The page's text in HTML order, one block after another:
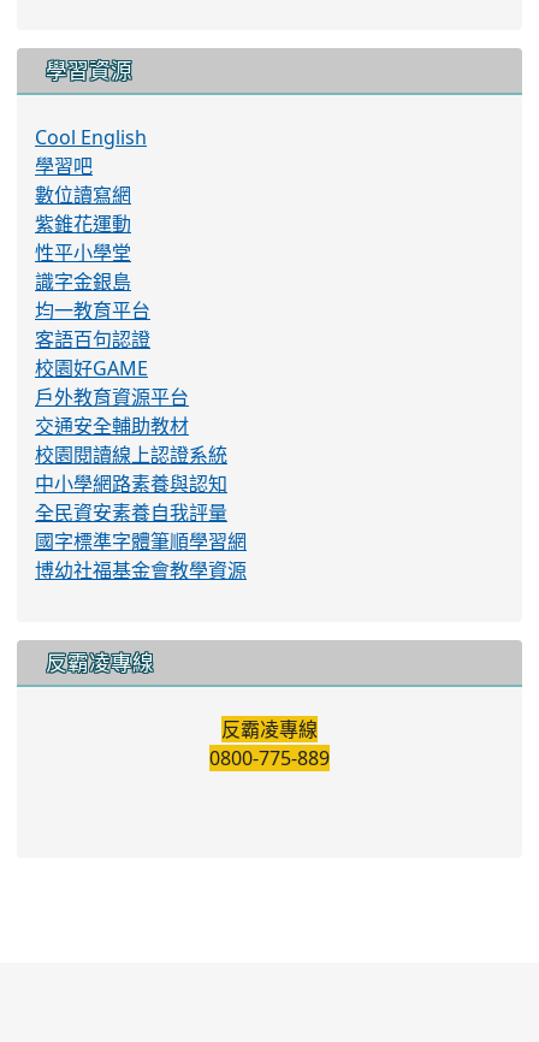
學習資源
Cool English
學習吧
數位讀寫網
紫錐花運動
性平小學堂
識字金銀島
均一教育平台
客語百句認證
校園好GAME
戶外教育資源平台
交通安全輔助教材
校園閱讀線上認證系統
中小學網路素養與認知
全民資安素養自我評量
國字標準字體筆順學習網
博幼社福基金會教學資源
反霸凌專線
反霸凌專線
0800-775-889